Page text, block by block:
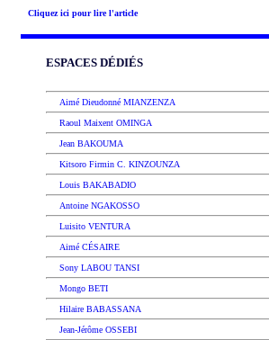
Cliquez ici pour lire l'article
ESPACES DÉDIÉS
Aimé Dieudonné MIANZENZA
Raoul Maixent OMINGA
Jean BAKOUMA
Kitsoro Firmin C. KINZOUNZA
Louis BAKABADIO
Antoine NGAKOSSO
Luisito VENTURA
Aimé CÉSAIRE
Sony LABOU TANSI
Mongo BETI
Hilaire BABASSANA
Jean-Jérôme OSSEBI